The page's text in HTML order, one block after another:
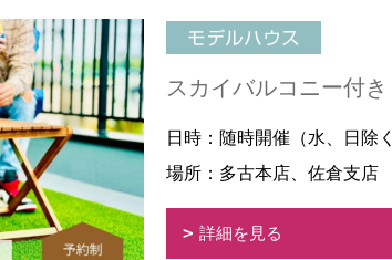
スカイバルコニー付
日時：随時開催（水、日除
場所：多古本店、佐倉支店
詳細を見る